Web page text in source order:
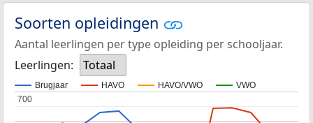
Soorten opleidingen
Aantal leerlingen per type opleiding per schooljaar.
Leerlingen:
Totaal
Brugjaar HAVO HAVO/VWO VWO
700
700